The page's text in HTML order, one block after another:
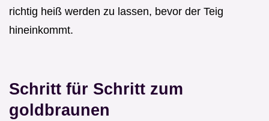
richtig heiß werden zu lassen, bevor der Teig
hineinkommt.
Schritt für Schritt zum
goldbraunen